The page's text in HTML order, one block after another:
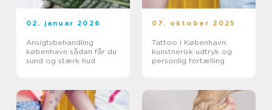
02. januar 2026
Ansigtsbehandling
københavn sådan får du
sund og stærk hud
07. oktober 2025
Tattoo i København:
kunstnerisk udtryk og
personlig fortælling